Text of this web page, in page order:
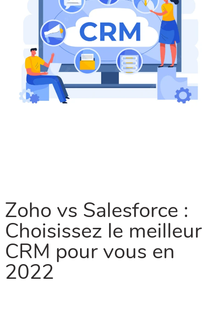
Zoho vs Salesforce :
Choisissez le meilleur
CRM pour vous en
2022